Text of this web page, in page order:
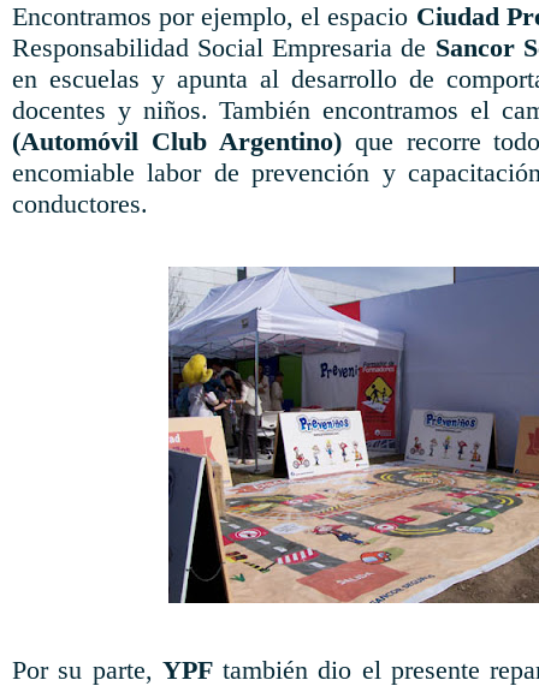
Encontramos por ejemplo, el espacio Ciudad
Responsabilidad Social Empresaria de Sancor
en escuelas y apunta al desarrollo de
docentes y niños. También encontramos el
(Automóvil Club Argentino)que recorre
encomiable labor de prevención y
conductores.
Por su parte, YPFtambién dio el presente